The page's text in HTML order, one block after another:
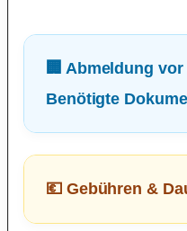
🏢 Abmeldung
Benötigte
💶 Gebühren &